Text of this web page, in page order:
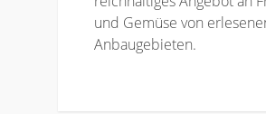
und Gemüse von
Anbaugebieten.